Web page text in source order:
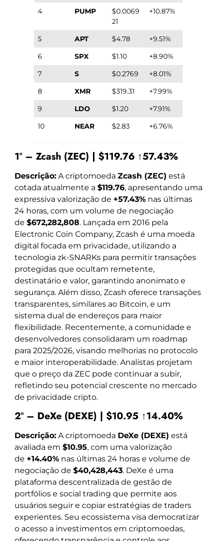
4
PUMP
$0.0069
21
+10.87%
5 APT $4.78
+9.51%
6
SPX $1.10
+8.90%
7
S $0.2769
+8.01%
8
XMR $319.31
+7.99%
9
LDO $1.20
+7.91%
10
NEAR $2.83 +6.76%
1º – Zcash (ZEC) | $119.76 ↑57.43%
Descrição: A criptomoeda Zcash (ZEC) está
cotada atualmente a $119.76, apresentando uma
expressiva valorização de +57.43% nas últimas
24 horas, com um volume de negociação
de $672,282,808. Lançada em 2016 pela
Electronic Coin Company, Zcash é uma moeda
digital focada em privacidade, utilizando a
tecnologia zk-SNARKs para permitir transações
protegidas que ocultam remetente,
destinatário e valor, garantindo anonimato e
segurança. Além disso, Zcash oferece transações
transparentes, similares ao Bitcoin, e um
sistema dual de endereços para maior
flexibilidade. Recentemente, a comunidade e
desenvolvedores consolidaram um roadmap
para 2025/2026, visando melhorias no protocolo
e maior interoperabilidade. Analistas projetam
que o preço da ZEC pode continuar a subir,
refletindo seu potencial crescente no mercado
de privacidade cripto.
2º – DeXe (DEXE) | $10.95 ↑14.40%
Descrição: A criptomoeda DeXe (DEXE) está
avaliada em $10.95, com uma valorização
de +14.40% nas últimas 24 horas e volume de
negociação de $40,428,443. DeXe é uma
plataforma descentralizada de gestão de
portfólios e social trading que permite aos
usuários seguir e copiar estratégias de traders
experientes. Seu ecossistema visa democratizar
o acesso a investimentos em criptomoedas,